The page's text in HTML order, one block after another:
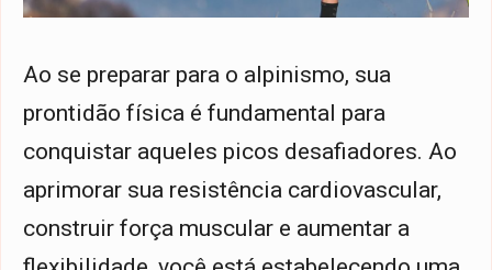
Ao se preparar para o alpinismo, sua
prontidão física é fundamental para
conquistar aqueles picos desafiadores. Ao
aprimorar sua resistência cardiovascular,
construir força muscular e aumentar a